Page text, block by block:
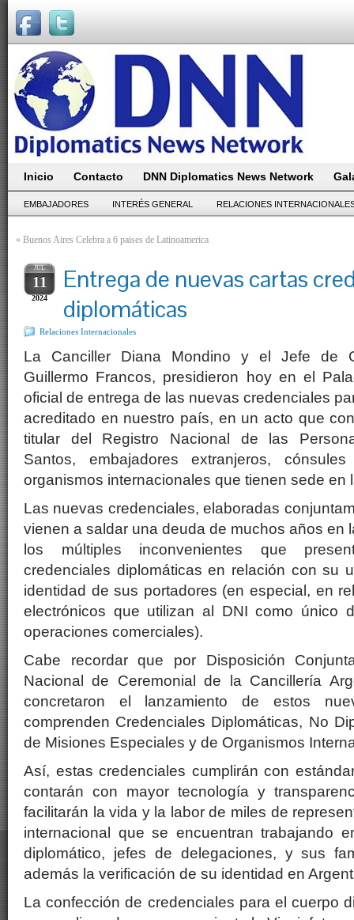
Inicio Contacto DNN Diplomatics News Network
EMBAJADORES INTERÉS GENERAL RELACIONES
« Buenos Aires Celebra a 6 paises de Latinoamerica
JUL
11
2024
Entrega de nuevas cartas
diplomáticas
Relaciones Internacionales
La Canciller Diana Mondino y el Jefe de
Guillermo Francos, presidieron
hoyen el
oficial de entrega de las nuevas credenciales
acreditado en nuestro país, en un acto que
titular del Registro Nacional de las
Santos, embajadores extranjeros,
organismos internacionales que tienen sede en
Las nuevas credenciales, elaboradas
vienen a saldar una deuda de muchos años en
los múltiples inconvenientes que
credenciales diplomáticas en relación con su
identidad de sus portadores (en especial, en
electrónicos que utilizan al DNI como único
operaciones comerciales).
Cabe recordar que por Disposición
Nacional de Ceremonial de la Cancillería
concretaron el lanzamiento de estos
comprenden Credenciales Diplomáticas, No
de Misiones Especiales y de Organismos
Así, estas credenciales cumplirán con
contarán con mayor tecnología y
facilitarán la vida y la labor de miles de
internacional que se encuentran trabajando
diplomático, jefes de delegaciones, y sus
además la verificación de su identidad en
La confección de credenciales para el cuerpo